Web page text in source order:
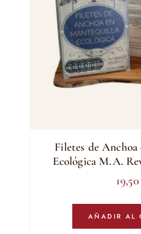
Filetes de
Ecológica M.A.
19,50
AÑADIR AL